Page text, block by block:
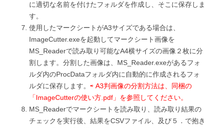
に適切な名前を付けたフォルダを作成し、そこに保存しま
す。
使用したマークシートがA3サイズである場合は、
ImageCutter.exeを起動してマークシート画像を
MS_Readerで読み取り可能なA4横サイズの画像２枚に分
割します。分割した画像は、MS_Reader.exeがあるフォ
ルダ内のProcDataフォルダ内に自動的に作成されるフォ
ルダに保存します。 ⇨ A3判画像の分割方法は、同梱の
「ImageCutterの使い方.pdf」を参照してください。
MS_Readerでマークシートを読み取り、読み取り結果の
チェックを実行後、結果をCSVファイル、及び５．で抱き